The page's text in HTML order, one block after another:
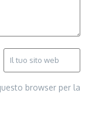
browser per la